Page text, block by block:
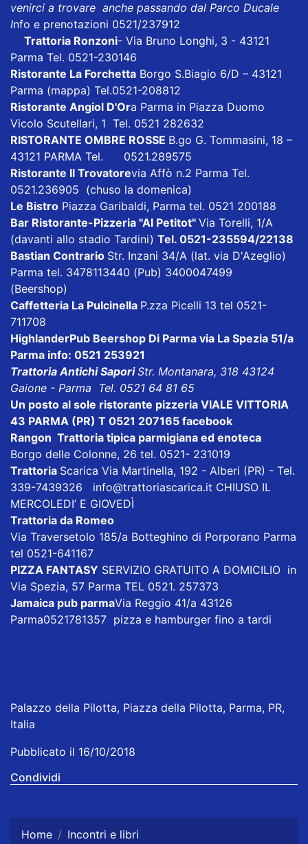
venirci a trovare anche passando dal Parco Ducale
Info e prenotazioni 0521/237912
Trattoria Ronzoni- Via Bruno Longhi, 3 - 43121
Parma Tel. 0521-230146
Ristorante La Forchetta Borgo S.Biagio 6/D – 43121
Parma (mappa) Tel.0521-208812
Ristorante Angiol D'Ora Parma in Piazza Duomo
Vicolo Scutellari, 1 Tel. 0521 282632
RISTORANTE OMBRE ROSSE B.go G. Tommasini, 18 –
43121 PARMA Tel. 0521.289575
Ristorante Il Trovatorevia Affò n.2 Parma Tel.
0521.236905 (chuso la domenica)
Le Bistro Piazza Garibaldi, Parma tel. 0521 200188
Bar Ristorante-Pizzeria "Al Petitot" Via Torelli, 1/A
(davanti allo stadio Tardini) Tel. 0521-235594/22138
Bastian Contrario Str. Inzani 34/A (lat. via D'Azeglio)
Parma tel. 3478113440 (Pub) 3400047499
(Beershop)
Caffetteria La Pulcinella P.zza Picelli 13 tel 0521-
711708
HighlanderPub Beershop Di Parma via La Spezia 51/a
Parma info: 0521 253921
Trattoria Antichi SaporiStr. Montanara, 318 43124
Gaione - Parma Tel. 0521 64 81 65
Un posto al sole ristorante pizzeria VIALE VITTORIA
43 PARMA (PR) T 0521 207165 facebook
Rangon Trattoria tipica parmigiana ed enoteca
Borgo delle Colonne, 26 tel. 0521- 231019
Trattoria Scarica Via Martinella, 192 - Alberi (PR) - Tel.
339-7439326 info@trattoriascarica.it CHIUSO IL
MERCOLEDI’ E GIOVEDÌ
Trattoria da Romeo
Via Traversetolo 185/a Botteghino di Porporano Parma
tel 0521-641167
PIZZA FANTASY SERVIZIO GRATUITO A DOMICILIO in
Via Spezia, 57 Parma TEL 0521. 257373
Jamaica pub parmaVia Reggio 41/a 43126
Parma0521781357 pizza e hamburger fino a tardi
Palazzo della Pilotta, Piazza della Pilotta, Parma, PR,
Italia
Pubblicato il 16/10/2018
Condividi
Home Incontri e libri